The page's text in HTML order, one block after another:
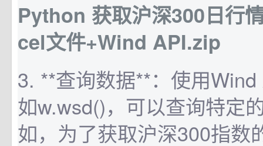
Python 获取沪深300日行
cel文件+Wind API.zip
3. **查询数据**：使用
如w.wsd()，可以查询特定
如，为了获取沪深300指数